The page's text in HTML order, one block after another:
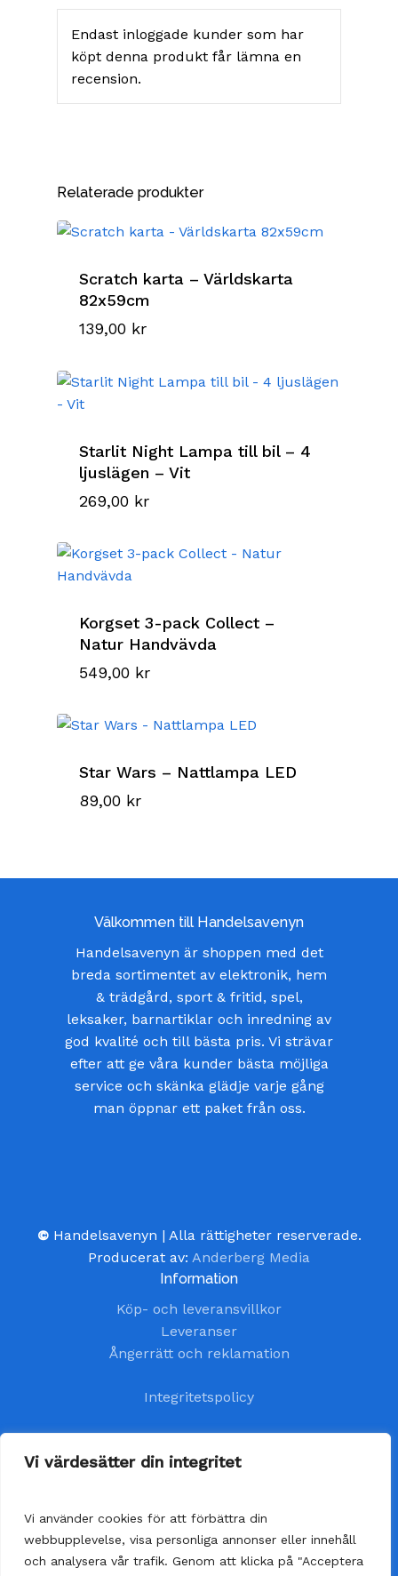
Vi värdesätter din integritet
Vi använder cookies för att förbättra din
webbupplevelse, visa personliga annonser eller innehåll
och analysera vår trafik. Genom att klicka på "Acceptera
Endast inloggade kunder som har
köpt denna produkt får lämna en
recension.
Relaterade produkter
Scratch karta – Världskarta
82x59cm
139,00 kr
Starlit Night Lampa till bil – 4
ljuslägen – Vit
269,00 kr
Korgset 3-pack Collect –
Natur Handvävda
549,00 kr
Star Wars – Nattlampa LED
89,00 kr
Välkommen till Handelsavenyn
Handelsavenyn är shoppen med det
breda sortimentet av elektronik, hem
& trädgård, sport & fritid, spel,
leksaker, barnartiklar och inredning av
god kvalité och till bästa pris. Vi strävar
efter att ge våra kunder bästa möjliga
service och skänka glädje varje gång
man öppnar ett paket från oss.
© Handelsavenyn | Alla rättigheter reserverade.
Producerat av: Anderberg Media
Information
Köp- och leveransvillkor
Leveranser
Ångerrätt och reklamation
Integritetspolicy
Kundtjänst
Vår kundtjänst har öppet alla helgfria vardagar.
Vi besvarar dina frågor så fort som möjligt,
senast inom 48 timmar.